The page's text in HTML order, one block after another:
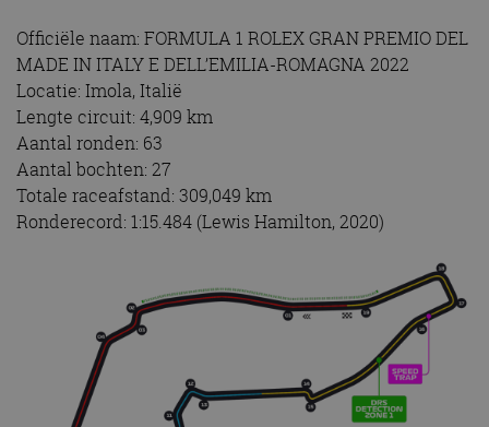
Officiële naam: FORMULA 1 ROLEX GRAN PREMIO DEL
MADE IN ITALY E DELL’EMILIA-ROMAGNA 2022
Locatie: Imola, Italië
Lengte circuit: 4,909 km
Aantal ronden: 63
Aantal bochten: 27
Totale raceafstand: 309,049 km
Ronderecord: 1:15.484 (Lewis Hamilton, 2020)